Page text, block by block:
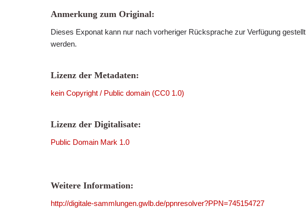
Anmerkung zum Original:
Dieses Exponat kann nur nach vorheriger Rücksprache zur Verfügung gestellt
werden.
Lizenz der Metadaten:
kein Copyright / Public domain (CC0 1.0)
Lizenz der Digitalisate:
Public Domain Mark 1.0
Weitere Information:
http://digitale-sammlungen.gwlb.de/ppnresolver?PPN=745154727